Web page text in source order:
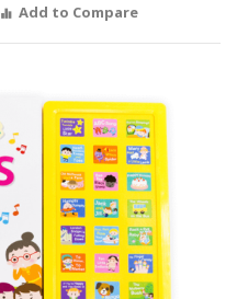
Add to Compare